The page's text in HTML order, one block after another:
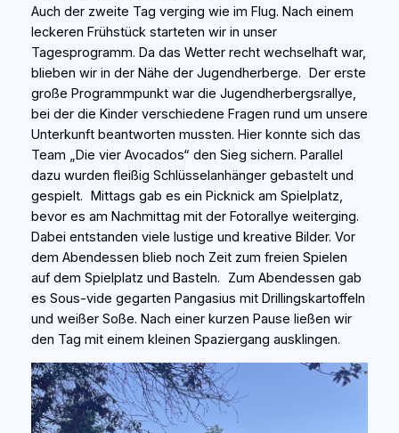
Auch der zweite Tag verging wie im Flug. Nach einem
leckeren Frühstück starteten wir in unser
Tagesprogramm. Da das Wetter recht wechselhaft war,
blieben wir in der Nähe der Jugendherberge. Der erste
große Programmpunkt war die Jugendherbergsrallye,
bei der die Kinder verschiedene Fragen rund um unsere
Unterkunft beantworten mussten. Hier konnte sich das
Team „Die vier Avocados“ den Sieg sichern. Parallel
dazu wurden fleißig Schlüsselanhänger gebastelt und
gespielt. Mittags gab es ein Picknick am Spielplatz,
bevor es am Nachmittag mit der Fotorallye weiterging.
Dabei entstanden viele lustige und kreative Bilder. Vor
dem Abendessen blieb noch Zeit zum freien Spielen
auf dem Spielplatz und Basteln. Zum Abendessen gab
es Sous-vide gegarten Pangasius mit Drillingskartoffeln
und weißer Soße. Nach einer kurzen Pause ließen wir
den Tag mit einem kleinen Spaziergang ausklingen.